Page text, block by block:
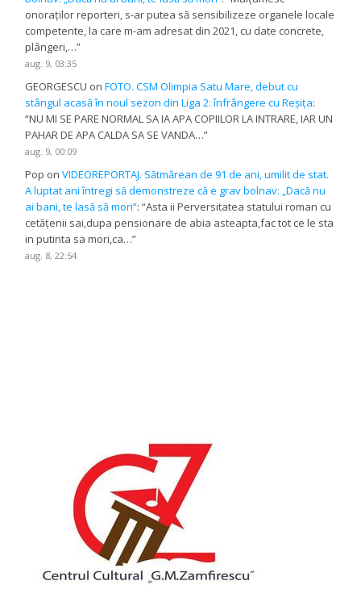
onoraților reporteri, s-ar putea să sensibilizeze organele locale
competente, la care m-am adresat din 2021, cu date concrete,
plângeri,…”
aug. 9, 03:35
GEORGESCU onFOTO. CSM Olimpia Satu Mare, debut cu
stângul acasă în noul sezon din Liga 2: înfrângere cu Reșița:
“NU MI SE PARE NORMAL SA IA APA COPIILOR LA INTRARE, IAR UN
PAHAR DE APA CALDA SA SE VANDA…”
aug. 9, 00:09
Pop onVIDEOREPORTAJ. Sătmărean de 91 de ani, umilit de stat.
A luptat ani întregi să demonstreze că e grav bolnav: „Dacă nu
ai bani, te lasă să mori”: “Asta ii Perversitatea statului roman cu
cetățenii sai,dupa pensionare de abia asteapta,fac tot ce le sta
in putinta sa mori,ca…”
aug. 8, 22:54